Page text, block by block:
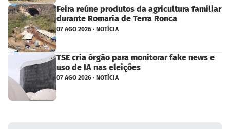
Feira reúne produtos da agricultura familiar
durante Romaria de Terra Ronca
07 AGO 2026 · NOTÍCIA
TSE cria órgão para monitorar fake news e
uso de IA nas eleições
07 AGO 2026 · NOTÍCIA